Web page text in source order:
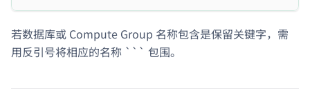
若数据库或 Compute Group 名称包含是保留关键字，需
用反引号将相应的名称 ``` 包围。